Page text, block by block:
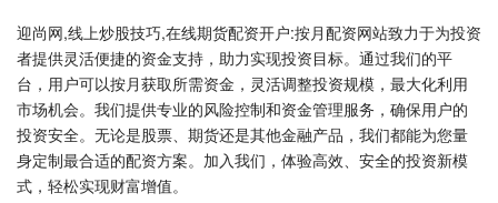
迎尚网,线上炒股技巧,在线期货配资开户:按月配资网站致力于为投资
者提供灵活便捷的资金支持，助力实现投资目标。通过我们的平
台，用户可以按月获取所需资金，灵活调整投资规模，最大化利用
市场机会。我们提供专业的风险控制和资金管理服务，确保用户的
投资安全。无论是股票、期货还是其他金融产品，我们都能为您量
身定制最合适的配资方案。加入我们，体验高效、安全的投资新模
式，轻松实现财富增值。